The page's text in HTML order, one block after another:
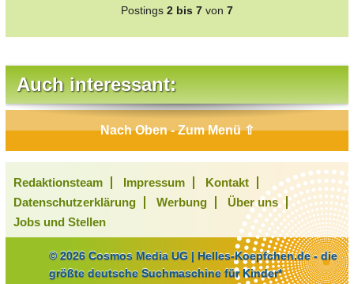
Postings 2 bis 7 von 7
Auch interessant:
Nach Oben - Zum Menü ⇧
Redaktionsteam Impressum
Kontakt
Datenschutzerklärung
Werbung
Über uns
Jobs und Stellen
© 2026 Cosmos Media UG | Helles-Koepfchen.de - die
größte deutsche Suchmaschine für Kinder*